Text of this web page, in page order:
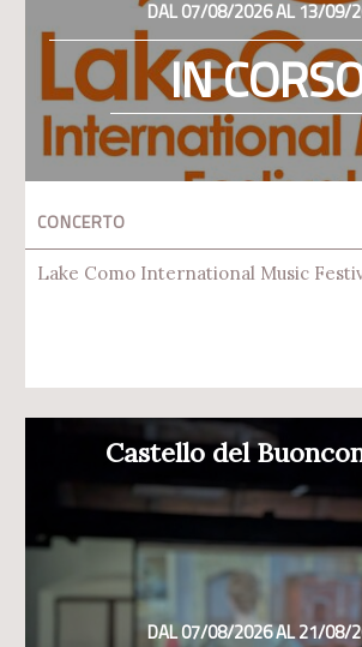
DAL 07/08/2026 AL 13/09/
IN
CONCERTO
Lake Como International Music
Castello del
DAL 07/08/2026 AL 21/08/